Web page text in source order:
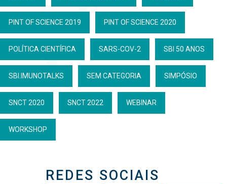
PINT OF SCIENCE 2019 PINT OF SCIENCE 2020
POLÍTICA CIENTÍFICA SARS-COV-2 SBI 50 ANOS
SBI.IMUNOTALKS SEM CATEGORIA SIMPÓSIO
SNCT 2020 SNCT 2022 WEBINAR
WORKSHOP
REDES SOCIAIS